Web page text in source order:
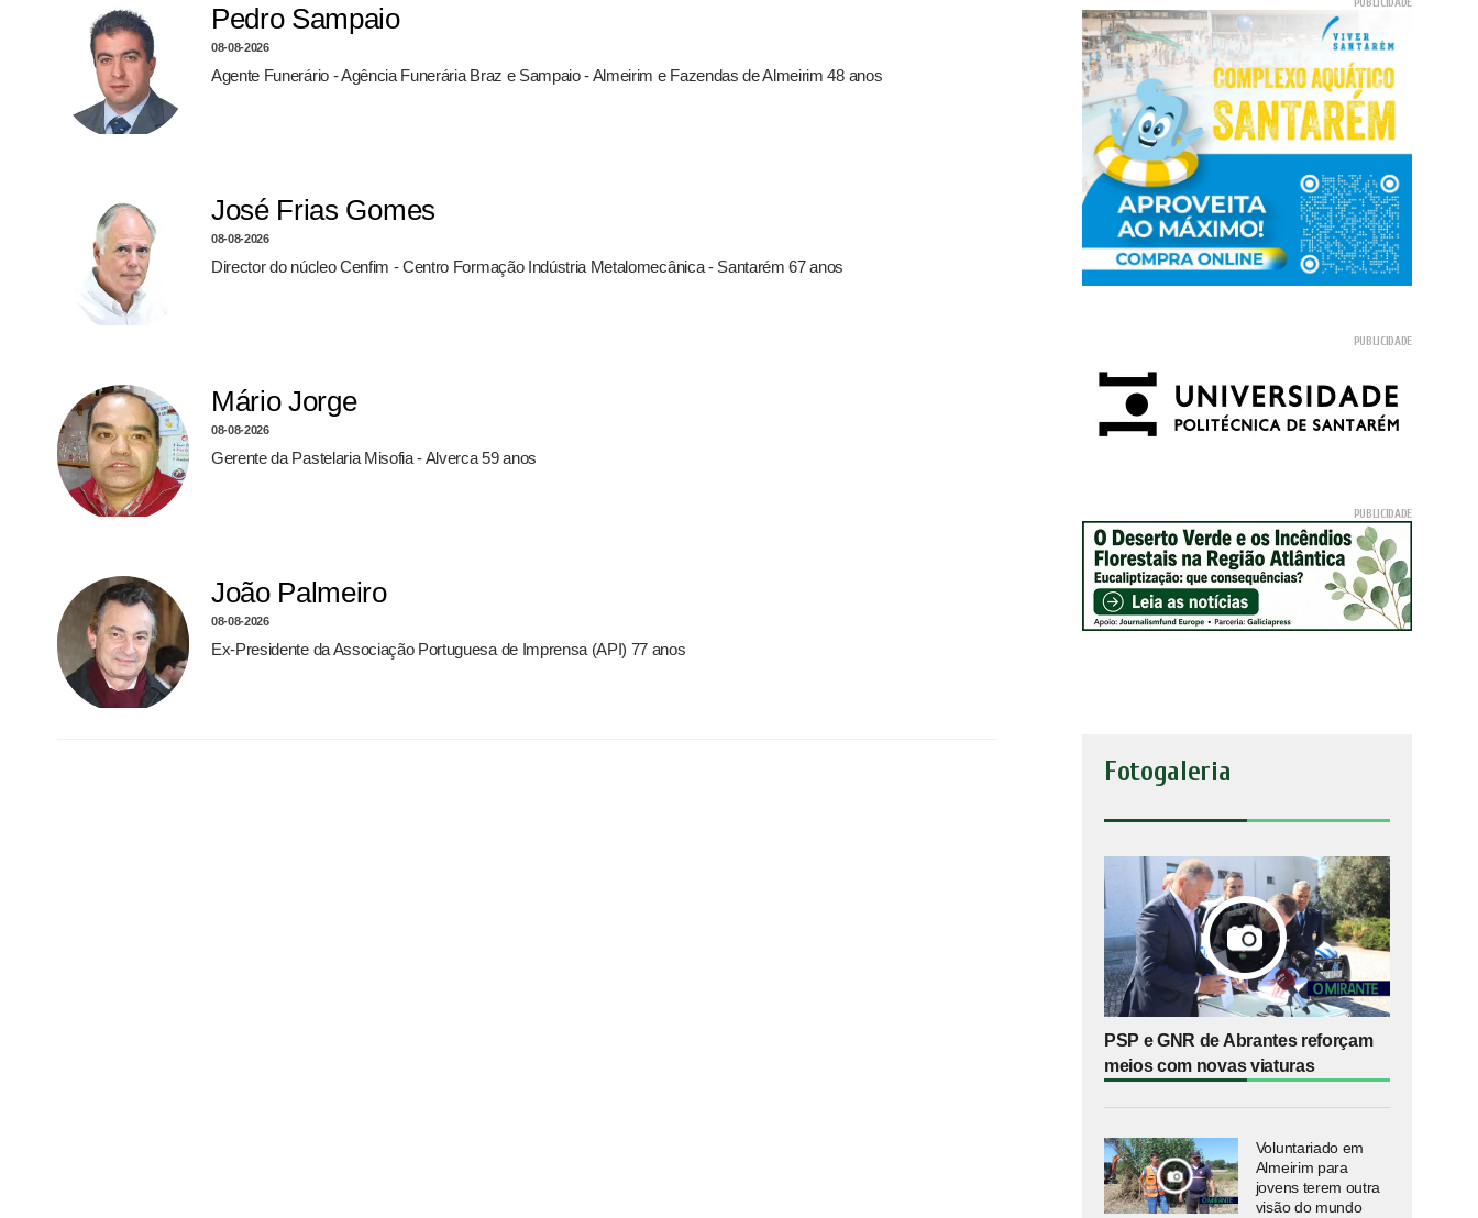
Pedro Sampaio
08-08-2026
Agente Funerário - Agência Funerária Braz e Sampaio - Almeirim e Fazendas de Almeirim 48 anos
José Frias Gomes
08-08-2026
Director do núcleo Cenfim - Centro Formação Indústria Metalomecânica - Santarém 67 anos
Mário Jorge
08-08-2026
Gerente da Pastelaria Misofia - Alverca 59 anos
João Palmeiro
08-08-2026
Ex-Presidente da Associação Portuguesa de Imprensa (API) 77 anos
Fotogaleria
PSP e GNR de Abrantes reforçam
meios com novas viaturas
Voluntariado em
Almeirim para
jovens terem outra
visão do mundo